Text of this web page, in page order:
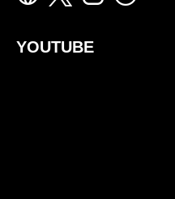
YOUTUBE